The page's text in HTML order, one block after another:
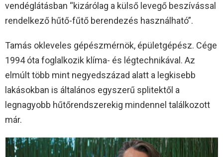
vendéglátásban “kizárólag a külső levegő beszívással
rendelkező hűtő-fűtő berendezés használható”.
Tamás okleveles gépészmérnök, épületgépész. Cége
1994 óta foglalkozik klíma- és légtechnikával. Az
elmúlt több mint negyedszázad alatt a legkisebb
lakásokban is általános egyszerű splitektől a
legnagyobb hűtőrendszerekig mindennel találkozott
már.